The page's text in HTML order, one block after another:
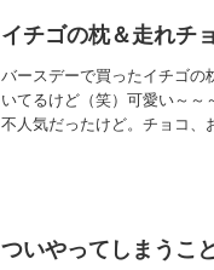
イチゴの枕＆走れチ
バースデーで買ったイチゴの
いてるけど（笑）可愛い～～
不人気だったけど。チョコ、
ついやってしまうこと